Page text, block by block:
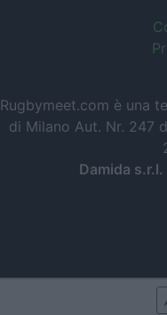
Rugbymeet.com è una
di Milano Aut. Nr. 247
Damida